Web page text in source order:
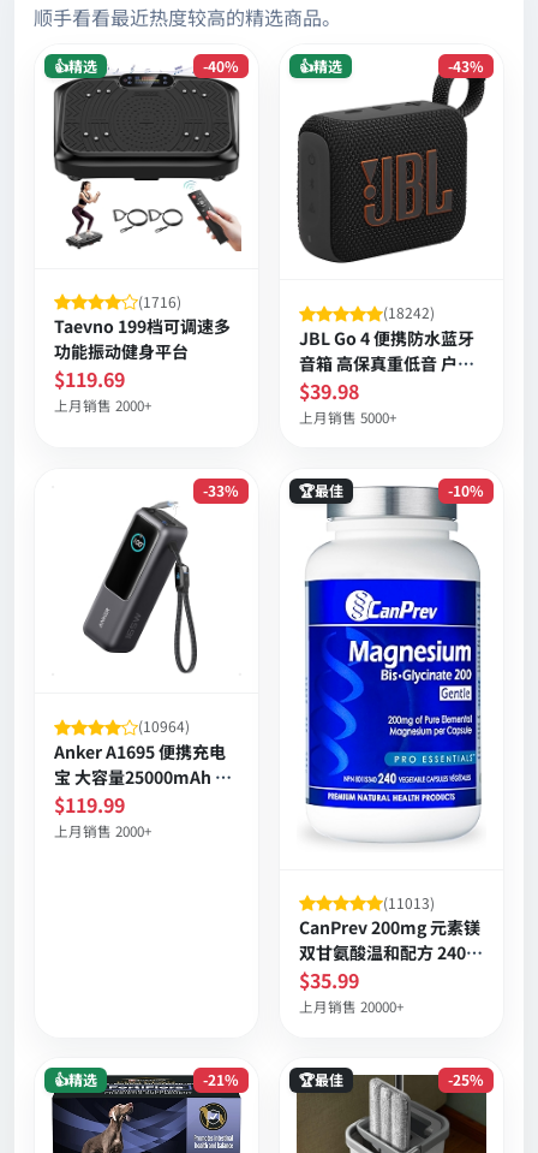
顺手看看最近热度较高的精选商品。
-40%
👍精选
(1716)
Taevno 199档可调速多
功能振动健身平台
$119.69
上月销售 2000+
-43%
👍精选
(18242)
JBL Go 4 便携防水蓝牙
音箱 高保真重低音 户外
耐用 多设备配对 环保材
质 7小时续航
$39.98
上月销售 5000+
-33%
(10964)
Anker A1695 便携充电
宝 大容量25000mAh 三
口100W 内置伸缩线
$119.99
上月销售 2000+
-10%
🏆最佳
(11013)
CanPrev 200mg 元素镁
双甘氨酸温和配方 240粒
素食胶囊
$35.99
上月销售 20000+
-21%
👍精选 -25%
🏆最佳